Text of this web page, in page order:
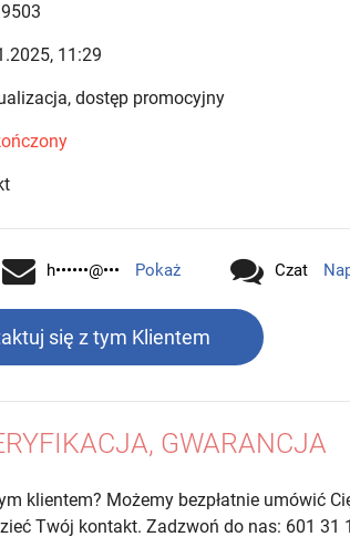
11:29
dostęp promocyjny
h••••••@••• Pokaż Czat
się z tym Klientem
GWARANCJA
klientem? Możemy bezpłatnie umówić
Twój kontakt. Zadzwoń do nas: 601 31